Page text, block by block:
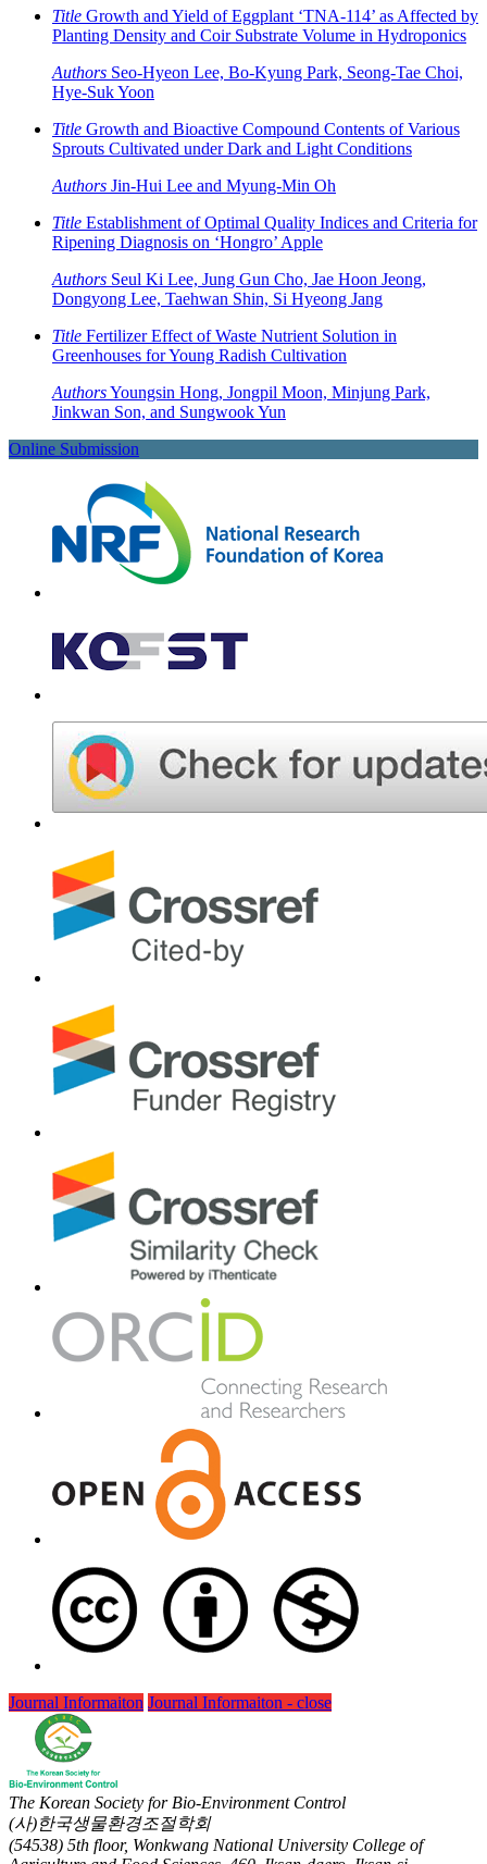
Title Growth and Yield of Eggplant ‘TNA-114’ as Affected by
Planting Density and Coir Substrate Volume in Hydroponics
Authors Seo-Hyeon Lee, Bo-Kyung Park, Seong-Tae Choi,
Hye-Suk Yoon
Title Growth and Bioactive Compound Contents of Various
Sprouts Cultivated under Dark and Light Conditions
Authors Jin-Hui Lee and Myung-Min Oh
Title Establishment of Optimal Quality Indices and Criteria for
Ripening Diagnosis on ‘Hongro’ Apple
Authors Seul Ki Lee, Jung Gun Cho, Jae Hoon Jeong,
Dongyong Lee, Taehwan Shin, Si Hyeong Jang
Title Fertilizer Effect of Waste Nutrient Solution in
Greenhouses for Young Radish Cultivation
AuthorsYoungsin Hong, Jongpil Moon, Minjung Park,
Jinkwan Son, and Sungwook Yun
Online Submission
Journal Informaiton Journal Informaiton - close
The Korean Society for Bio-Environment Control
(사)한국생물환경조절학회
(54538) 5th floor, Wonkwang National University College of